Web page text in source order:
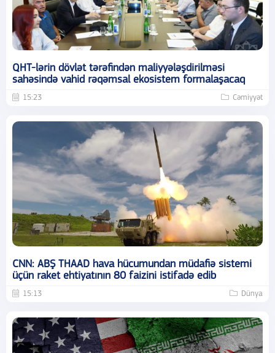
QHT-lərin dövlət tərəfindən maliyyələşdirilməsi
sahəsində vahid rəqəmsal ekosistem formalaşacaq
15:23 Cəmiyyət
CNN: ABŞ THAAD hava hücumundan müdafiə sistemi
üçün raket ehtiyatının 80 faizini istifadə edib
15:13 Dünya